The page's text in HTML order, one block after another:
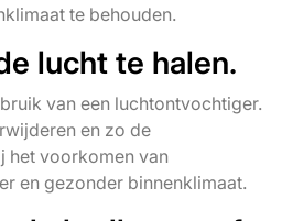
te behouden.
lucht te halen.
van een luchtontvochtiger.
en zo de
het voorkomen van
en gezonder binnenklimaat.